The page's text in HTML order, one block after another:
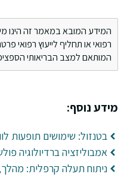
המידע המובא במאמר זה הינו
רפואי או תחליף לייעוץ רפואי
המותאם למצב הבריאותי
מידע נוסף:
בטנזול: שימושים תופעות
אמבוליזציה ברדיולוגיה
ניתוח תעלה קרפלית: